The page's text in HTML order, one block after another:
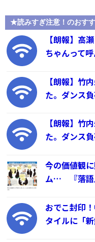
★読みすぎ注意！のおす
【朗報】高
ちゃんって
【朗報】竹
た。ダンス
【朗報】竹
た。ダンス
今の価値観
ム… 『落語
おでこ封印
タイルに「